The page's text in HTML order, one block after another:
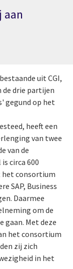
aan
uit CGI,
de drie partijen
gegund op het
heeft een
van twee
van de
circa 600
het consortium
SAP, Business
Daarmee
om de
gaan. Met deze
het consortium
zij zich
in het